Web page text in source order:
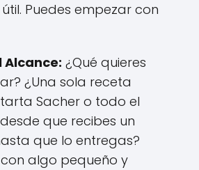
Puedes empezar con
Alcance: ¿Qué quieres
¿Una sola receta
Sacher o todo el
que recibes un
que lo entregas?
algo pequeño y